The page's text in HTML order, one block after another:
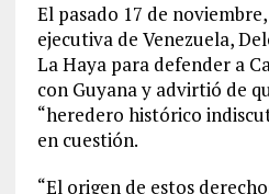
El pasado 17 de
ejecutiva de Venezuela,
La Haya para defender a
con Guyana y advirtió de
“heredero histórico
en cuestión.
“El origen de estos